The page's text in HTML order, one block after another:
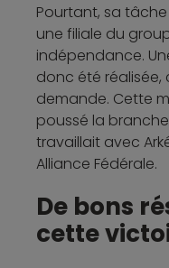
Pourtant, sa tâche
une filiale du
indépendance.
donc été
demande. Cette
poussé la
travaillait avec
Alliance Fédérale.
De bons
cette